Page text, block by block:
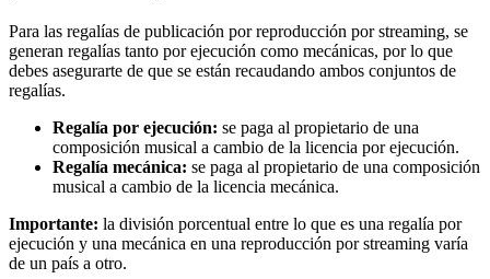
Para las regalías de publicación por reproducción por streaming, se
generan regalías tanto por ejecución como mecánicas, por lo que
debes asegurarte de que se están recaudando ambos conjuntos de
regalías.
Regalía por ejecución: se paga al propietario de una
composición musical a cambio de la licencia por ejecución.
Regalía mecánica: se paga al propietario de una composición
musical a cambio de la licencia mecánica.
Importante: la división porcentual entre lo que es una regalía por
ejecución y una mecánica en una reproducción por streaming varía
de un país a otro.